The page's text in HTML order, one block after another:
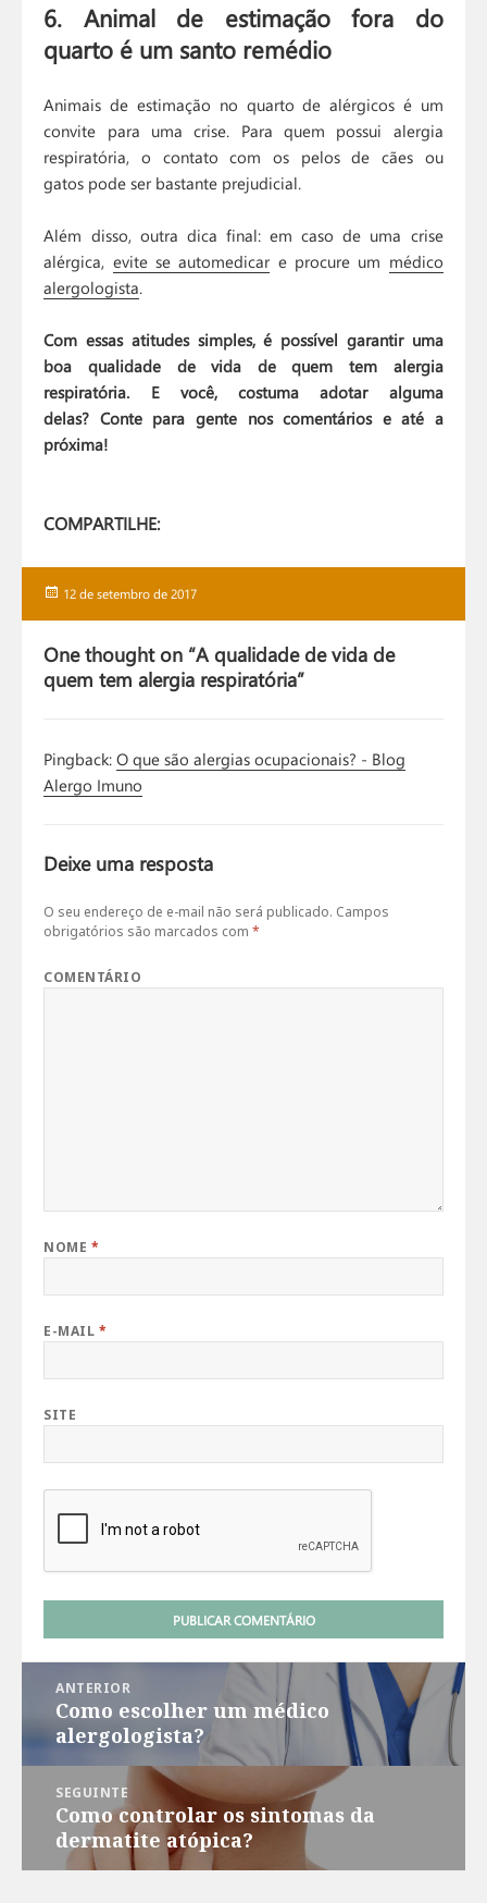
6. Animal de estimação fora do
quarto é um santo remédio
Animais de estimação no quarto de alérgicos é um
convite para uma crise. Para quem possui alergia
respiratória, o contato com os pelos de cães ou
gatos pode ser bastante prejudicial.
Além disso, outra dica final: em caso de uma crise
alérgica, evite se automedicar e procure um médico
alergologista.
Com essas atitudes simples, é possível garantir uma
boa qualidade de vida de quem tem alergia
respiratória. E você, costuma adotar alguma
delas? Conte para gente nos comentários e até a
próxima!
COMPARTILHE:
Publicado
12 de setembro de 2017
One thought on “A qualidade de vida de
quem tem alergia respiratória”
Pingback:O que são alergias ocupacionais? - Blog
Alergo Imuno
Deixe uma resposta
O seu endereço de e-mail não será publicado. Campos
obrigatórios são marcados com*
COMENTÁRIO
NOME *
E-MAIL *
SITE
ANTERIOR
Post
anterior:
Como escolher um médico
alergologista?
SEGUINTE
Próximo
post:
Como controlar os sintomas da
dermatite atópica?